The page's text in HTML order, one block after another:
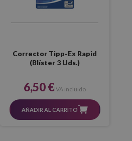
Corrector Tipp-Ex Rapid
(Blíster 3 Uds.)
6,50 €IVA incluido
AÑADIR AL CARRITO